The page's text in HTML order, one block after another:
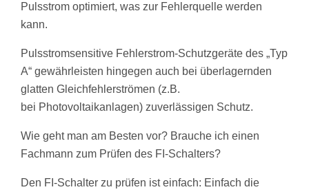
Pulsstrom optimiert, was zur Fehlerquelle werden
kann.
Pulsstromsensitive Fehlerstrom-Schutzgeräte des „Typ
A“ gewährleisten hingegen auch bei überlagernden
glatten Gleichfehlerströmen (z.B.
bei Photovoltaikanlagen) zuverlässigen Schutz.
Wie geht man am Besten vor? Brauche ich einen
Fachmann zum Prüfen des FI-Schalters?
Den FI-Schalter zu prüfen ist einfach: Einfach die